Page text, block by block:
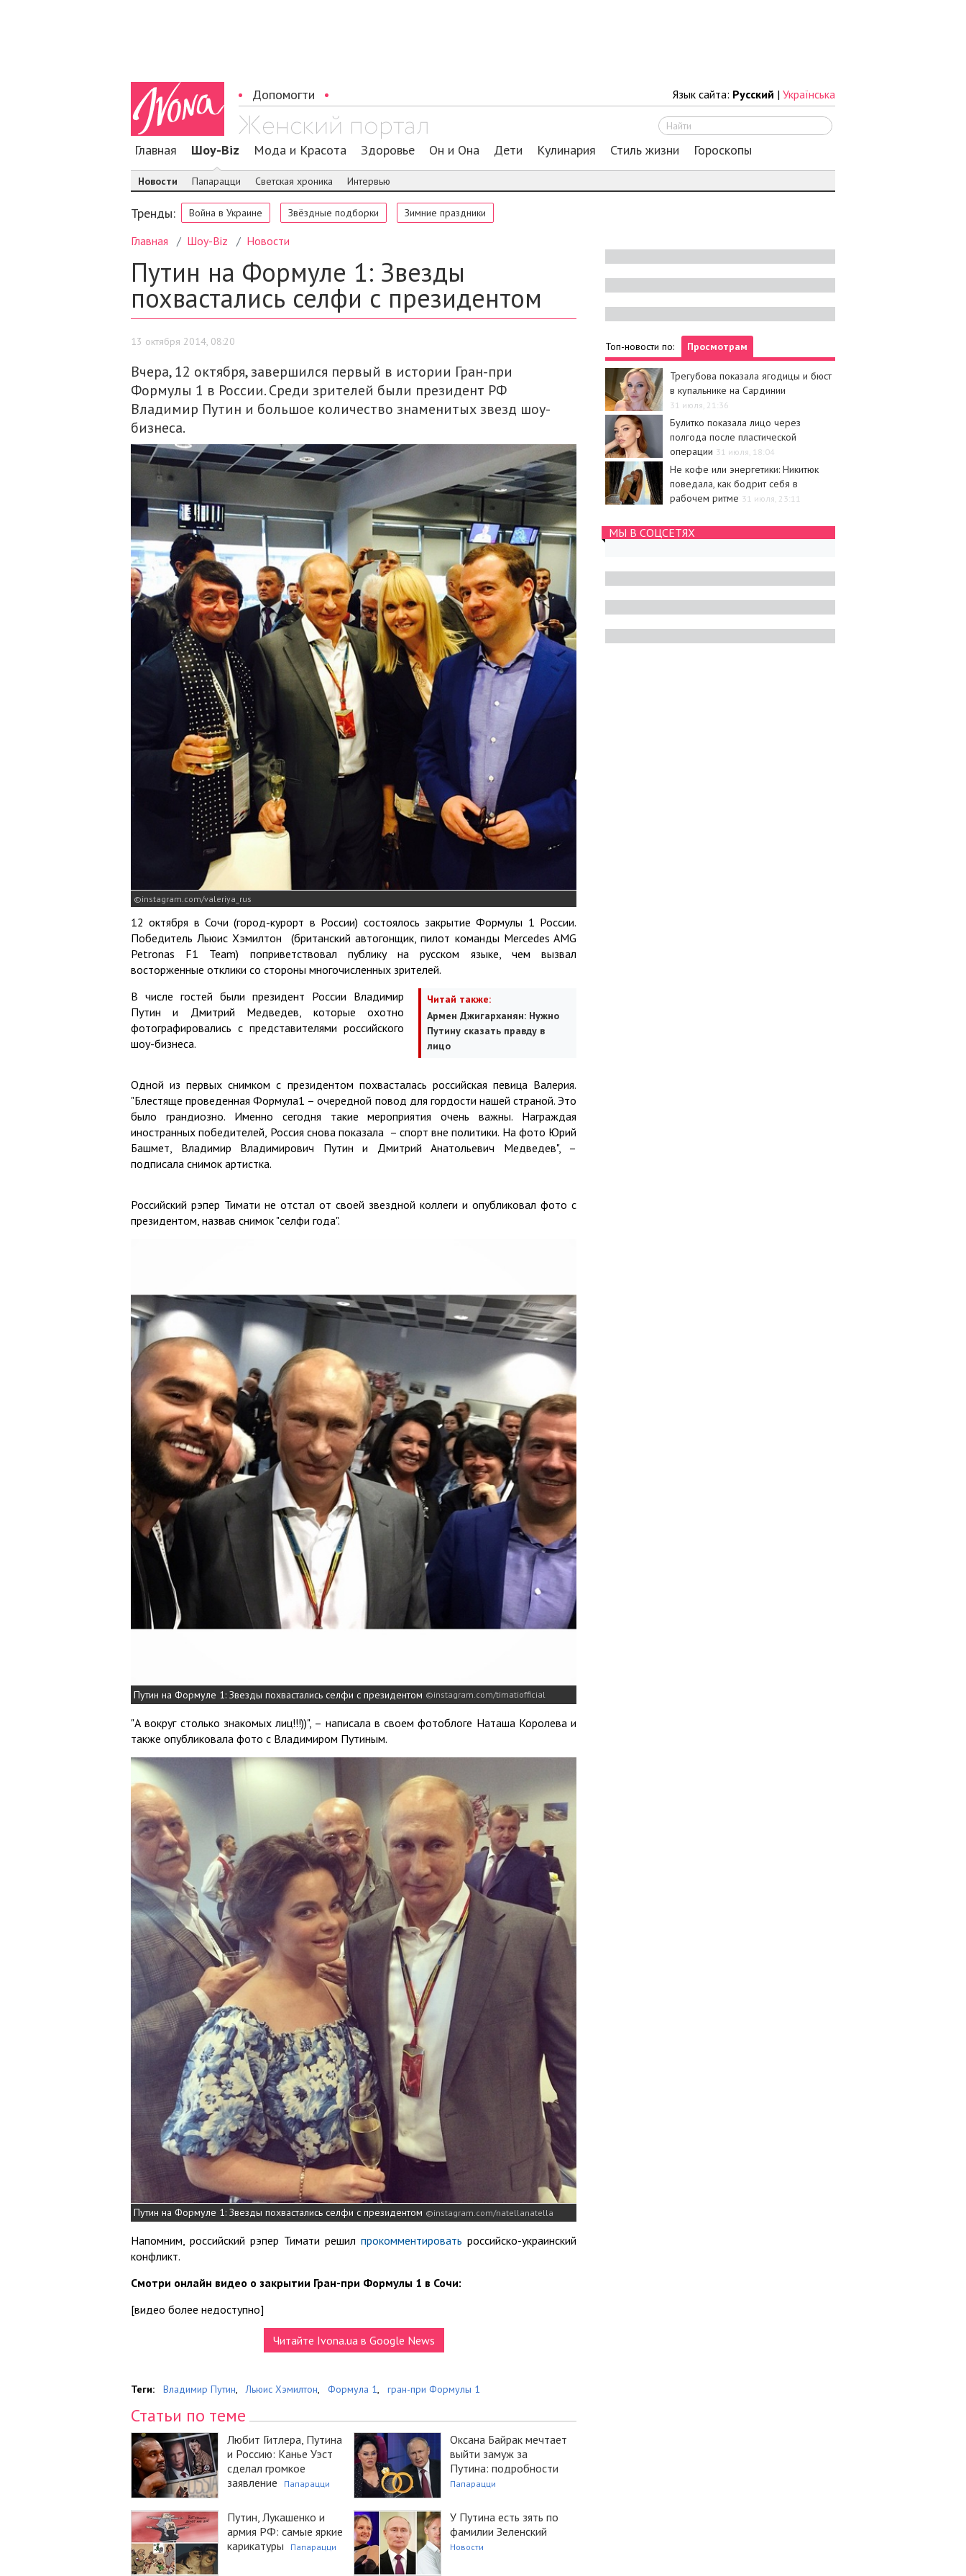
Допомогти Язык сайта: Русский | Українська
Главная Шоу-Biz Мода и Красота Здоровье Он и Она Дети Кулинария Стиль жизни Гороскопы
Новости Папарацци Светская хроника Интервью
Тренды: Война в Украине Звёздные подборки Зимние праздники
Главная Шоу-Biz Новости
Путин на Формуле 1: Звезды
похвастались селфи с президентом
13 октября 2014, 08:20
Вчера, 12 октября, завершился первый в истории Гран-при
Формулы 1 в России. Среди зрителей были президент РФ
Владимир Путин и большое количество знаменитых звезд шоу-
бизнеса.
instagram.com/valeriya_rus
12 октября в Сочи (город-курорт в России) состоялось закрытие Формулы 1 России.
Победитель Льюис Хэмилтон (британский автогонщик, пилот команды Mercedes AMG
Petronas F1 Team) поприветствовал публику на русском языке, чем вызвал
восторженные отклики со стороны многочисленных зрителей.
Читай также:
Армен Джигарханян: Нужно
Путину сказать правду в
лицо
В числе гостей были президент России Владимир
Путин и Дмитрий Медведев, которые охотно
фотографировались с представителями российского
шоу-бизнеса.
Одной из первых снимком с президентом похвасталась российская певица Валерия.
"Блестяще проведенная Формула1 – очередной повод для гордости нашей страной. Это
было грандиозно. Именно сегодня такие мероприятия очень важны. Награждая
иностранных победителей, Россия снова показала – спорт вне политики. На фото Юрий
Башмет, Владимир Владимирович Путин и Дмитрий Анатольевич Медведев", –
подписала снимок артистка.
Российский рэпер Тимати не отстал от своей звездной коллеги и опубликовал фото с
президентом, назвав снимок "селфи года".
Путин на Формуле 1: Звезды похвастались селфи с президентом instagram.com/timatiofficial
"А вокруг столько знакомых лиц!!!))", – написала в своем фотоблоге Наташа Королева и
также опубликовала фото с Владимиром Путиным.
Путин на Формуле 1: Звезды похвастались селфи с президентом instagram.com/natellanatella
Напомним, российский рэпер Тимати решил прокомментировать российско-украинский
конфликт.
Смотри онлайн видео о закрытии Гран-при Формулы 1 в Сочи:
[видео более недоступно]
Читайте Ivona.ua в Google News
Теги: Владимир Путин, Льюис Хэмилтон, Формула 1, гран-при Формулы 1
Статьи по теме
Любит Гитлера, Путина
и Россию: Канье Уэст
сделал громкое
заявление
Папарацци
Оксана Байрак мечтает
выйти замуж за
Путина: подробности
Папарацци
Путин, Лукашенко и
армия РФ: самые яркие
карикатуры
Папарацци
У Путина есть зять по
фамилии Зеленский
Новости
Топ-новости по: Просмотрам
Трегубова показала ягодицы и бюст
в купальнике на Сардинии
31 июля, 21:36
Булитко показала лицо через
полгода после пластической
операции 31 июля, 18:04
Не кофе или энергетики: Никитюк
поведала, как бодрит себя в
рабочем ритме 31 июля, 23:11
МЫ В СОЦСЕТЯХ